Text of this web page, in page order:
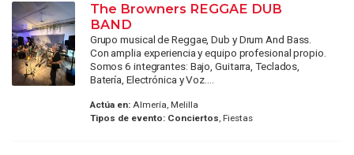
The Browners REGGAE DUB
BAND
Grupo musical de Reggae, Dub y Drum And Bass.
Con amplia experiencia y equipo profesional propio.
Somos 6 integrantes: Bajo, Guitarra, Teclados,
Batería, Electrónica y Voz....
Actúa en:Almería, Melilla
Tipos de evento: Conciertos, Fiestas